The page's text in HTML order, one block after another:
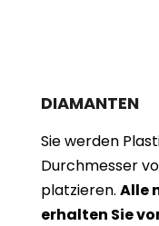
DIAMANTEN
Sie werden
Durchmesser
platzieren. Alle
erhalten Sie